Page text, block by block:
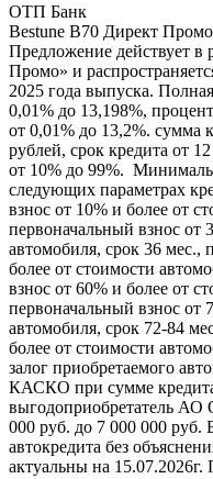
ОТП Банк
Bestune B70 Директ Промо
Предложение действует в
Промо» и
2025 года выпуска.
0,01% до 13,198%,
от 0,01% до 13,2%. сумма
рублей, срок кредита от
от 10% до 99%.
следующих параметрах
взнос от 10% и более от
первоначальный взнос от
автомобиля, срок 36 мес.,
более от стоимости
взнос от 60% и более от
первоначальный взнос от
автомобиля, срок 72-84
более от стоимости
залог приобретаемого
КАСКО при сумме
выгодоприобретатель
000 руб. до 7 000 000 руб.
автокредита без
актуальны на